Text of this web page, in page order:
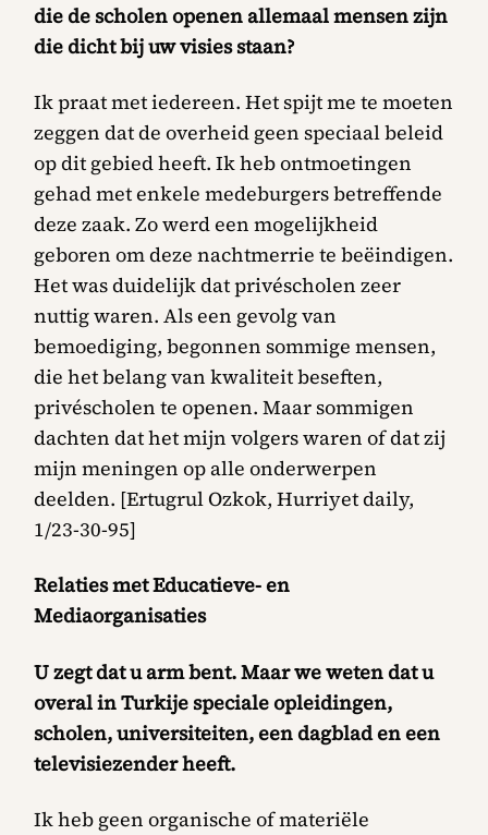
die de scholen openen allemaal mensen zijn
die dicht bij uw visies staan?
Ik praat met iedereen. Het spijt me te moeten
zeggen dat de overheid geen speciaal beleid
op dit gebied heeft. Ik heb ontmoetingen
gehad met enkele medeburgers betreffende
deze zaak. Zo werd een mogelijkheid
geboren om deze nachtmerrie te beëindigen.
Het was duidelijk dat privéscholen zeer
nuttig waren. Als een gevolg van
bemoediging, begonnen sommige mensen,
die het belang van kwaliteit beseften,
privéscholen te openen. Maar sommigen
dachten dat het mijn volgers waren of dat zij
mijn meningen op alle onderwerpen
deelden. [Ertugrul Ozkok, Hurriyet daily,
1/23-30-95]
Relaties met Educatieve- en
Mediaorganisaties
U zegt dat u arm bent. Maar we weten dat u
overal in Turkije speciale opleidingen,
scholen, universiteiten, een dagblad en een
televisiezender heeft.
Ik heb geen organische of materiële